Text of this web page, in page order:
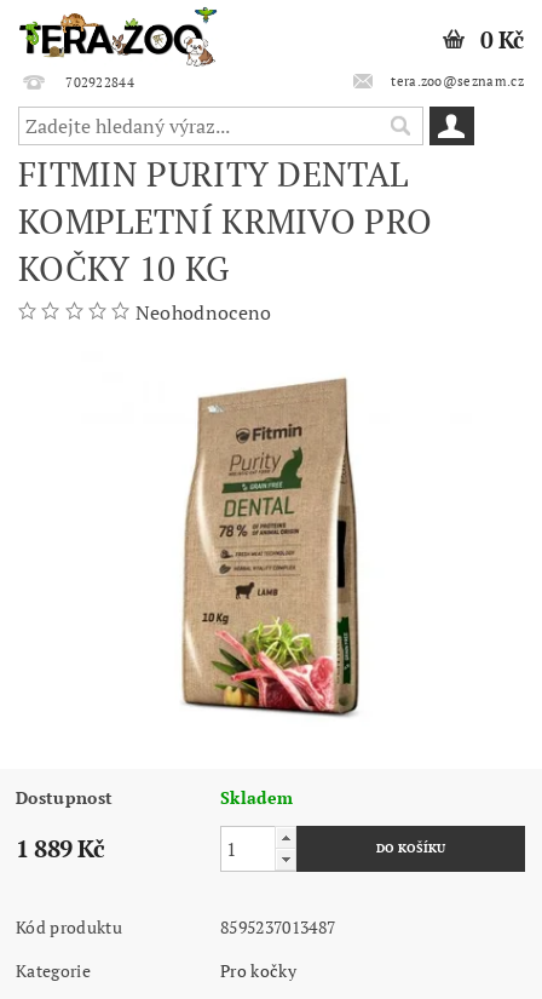
702922844 tera.zoo@seznam.cz
0 Kč
FITMIN PURITY DENTAL
KOMPLETNÍ KRMIVO PRO
KOČKY 10 KG
Neohodnoceno
Dostupnost Skladem
1 889 Kč
Kód produktu
8595237013487
Kategorie
Pro kočky